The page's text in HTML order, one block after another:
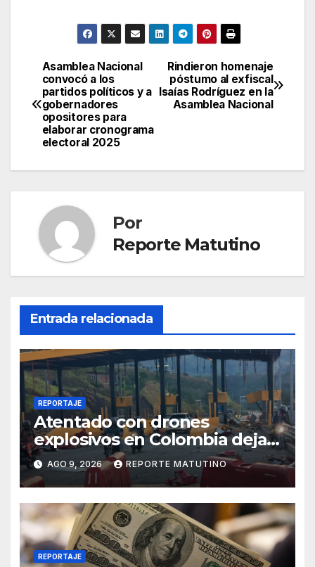
Navegación
de
entradas
Rindieron homenaje
póstumo al exfiscal
Isaías Rodríguez en la
Asamblea Nacional
Asamblea Nacional
convocó a los
partidos políticos y a
gobernadores
opositores para
elaborar cronograma
electoral 2025
Por
Reporte Matutino
Entrada relacionada
REPORTAJE
Atentado con drones
explosivos en Colombia deja
un policía muerto
AGO 9, 2026 REPORTE MATUTINO
REPORTAJE